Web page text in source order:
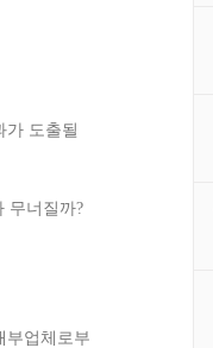
가 도출될
무너질까?
부업체로부